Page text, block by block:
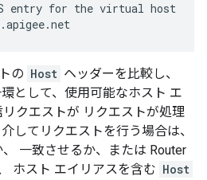
entry for the virtual host
の Host ヘッダーを比較し、
として、使用可能なホスト エ
クエストが リクエストが処理
してリクエストを行う場合は、
一致させるか、または Router
ホスト エイリアスを含む Host